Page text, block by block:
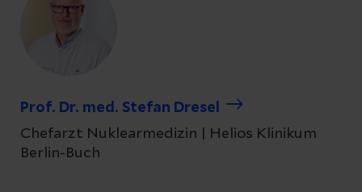
Prof. Dr. med. Stefan Dresel
Chefarzt Nuklearmedizin | Helios Klinikum
Berlin-Buch